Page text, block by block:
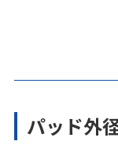
パッド外